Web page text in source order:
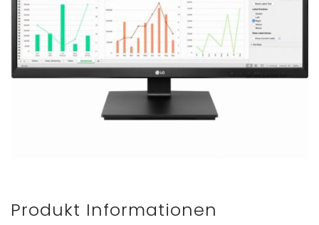
Produkt Informationen